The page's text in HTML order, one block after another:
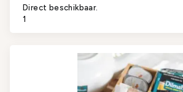
Direct beschikbaar.
1